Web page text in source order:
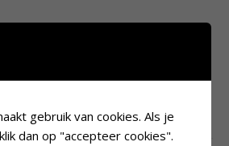
dit artikel. Ik weet nu wat ik vorig
gebruik van cookies. Als je
dan op "accepteer cookies".